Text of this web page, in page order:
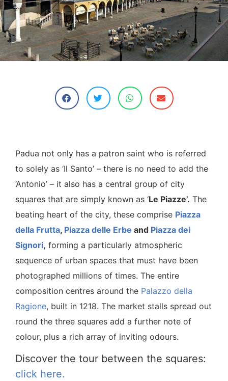
Padua not only has a patron saint who is referred
to solely as ‘Il Santo’ – there is no need to add the
‘Antonio’ – it also has a central group of city
squares that are simply known as ‘Le Piazze’. The
beating heart of the city, these comprise Piazza
della Frutta, Piazza delle Erbe and Piazza dei
Signori, forming a particularly atmospheric
sequence of urban spaces that must have been
photographed millions of times. The entire
composition centres around the Palazzo della
Ragione, built in 1218. The market stalls spread out
round the three squares add a further note of
colour, plus a rich array of inviting odours.
Discover the tour between the squares:
click here.